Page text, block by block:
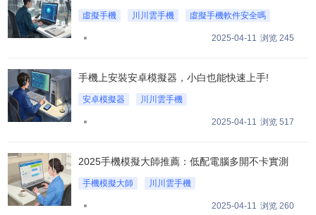
虛擬手機 川川雲手機 虛擬手機軟件安全嗎
浏览 245
2025-04-11
手機上安裝安卓模擬器，小白也能快速上手!
安卓模擬器
川川雲手機
手機上安裝安卓模擬器
浏览 517
2025-04-11
2025手機模擬大師推薦：低配電腦多開不卡實測
手機模擬大師
川川雲手機
2025手機模擬大師推薦
浏览 260
2025-04-11